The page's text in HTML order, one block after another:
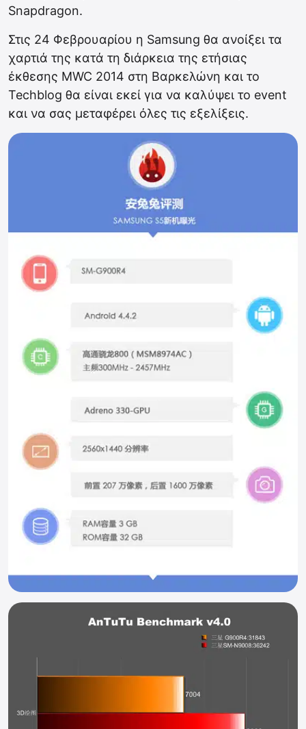
Snapdragon.
Στις 24 Φεβρουαρίου η Samsung θα ανοίξει τα
χαρτιά της κατά τη διάρκεια της ετήσιας
έκθεσης MWC 2014 στη Βαρκελώνη και το
Techblog θα είναι εκεί για να καλύψει το event
και να σας μεταφέρει όλες τις εξελίξεις.